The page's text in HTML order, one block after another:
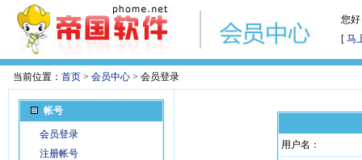
您
[ 马
当前位置： 首页 > 会员中心 > 会员登录
帐号
会员登录
注册帐号
用户名：